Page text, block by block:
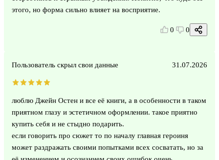
этого, но форма сильно влияет на восприятие.
0 0
Пользователь скрыл свои данные 31.07.2026
люблю Джейн Остен и все её книги, а в особенности в таком
приятном глазу и эстетичном оформлении. такое приятно
купить себя и не стыдно подарить.
если говорить про сюжет то по началу главная героиня
может раздражать своими попытками всех сосватать, но за